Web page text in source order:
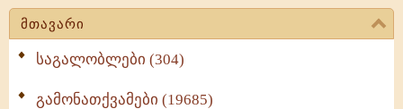
მთავარი
საგალობლები (304)
გამონათქვამები (19685)